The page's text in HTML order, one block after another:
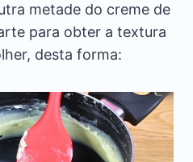
metade do creme de
para obter a textura
desta forma: